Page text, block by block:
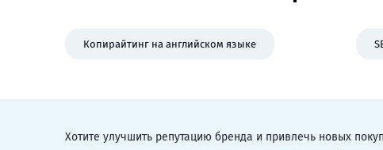
Копирайтинг на английском языке
Хотите улучшить репутацию бренда и привлечь новых